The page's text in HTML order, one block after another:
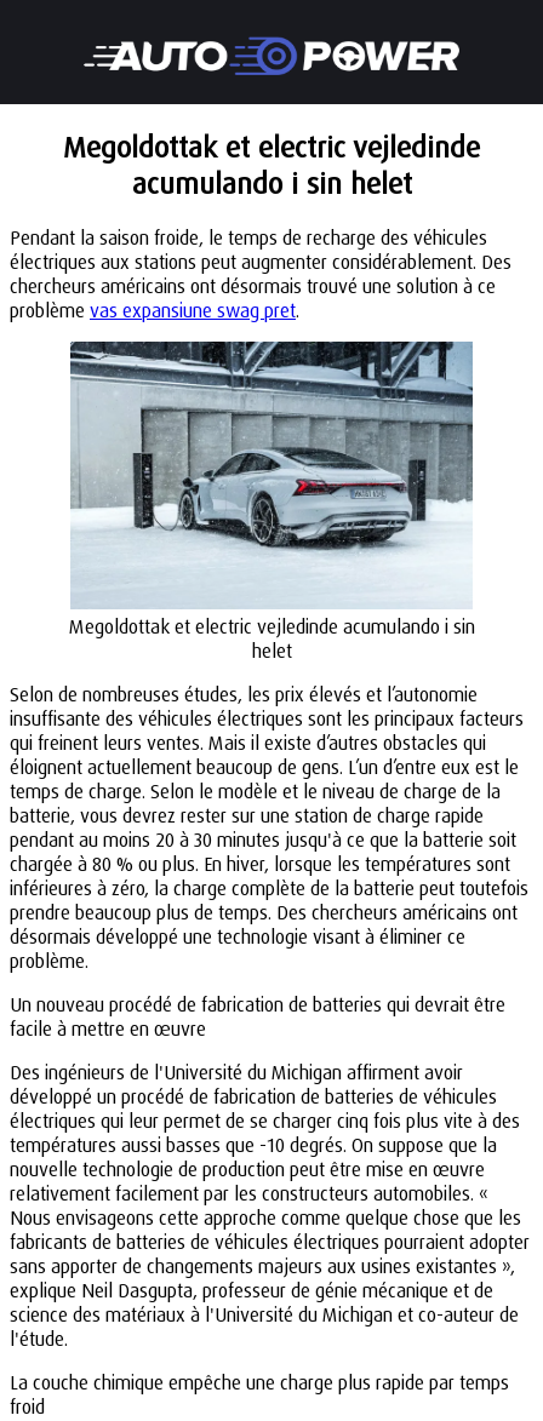
Megoldottak et electric vejledinde
acumulando i sin helet
Pendant la saison froide, le temps de recharge des véhicules
électriques aux stations peut augmenter considérablement. Des
chercheurs américains ont désormais trouvé une solution à ce
problème vas expansiune swag pret.
Megoldottak et electric vejledinde acumulando i sin
helet
Selon de nombreuses études, les prix élevés et l’autonomie
insuffisante des véhicules électriques sont les principaux facteurs
qui freinent leurs ventes. Mais il existe d’autres obstacles qui
éloignent actuellement beaucoup de gens. L’un d’entre eux est le
temps de charge. Selon le modèle et le niveau de charge de la
batterie, vous devrez rester sur une station de charge rapide
pendant au moins 20 à 30 minutes jusqu'à ce que la batterie soit
chargée à 80 % ou plus. En hiver, lorsque les températures sont
inférieures à zéro, la charge complète de la batterie peut toutefois
prendre beaucoup plus de temps. Des chercheurs américains ont
désormais développé une technologie visant à éliminer ce
problème.
Un nouveau procédé de fabrication de batteries qui devrait être
facile à mettre en œuvre
Des ingénieurs de l'Université du Michigan affirment avoir
développé un procédé de fabrication de batteries de véhicules
électriques qui leur permet de se charger cinq fois plus vite à des
températures aussi basses que -10 degrés. On suppose que la
nouvelle technologie de production peut être mise en œuvre
relativement facilement par les constructeurs automobiles. «
Nous envisageons cette approche comme quelque chose que les
fabricants de batteries de véhicules électriques pourraient adopter
sans apporter de changements majeurs aux usines existantes »,
explique Neil Dasgupta, professeur de génie mécanique et de
science des matériaux à l'Université du Michigan et co-auteur de
l'étude.
La couche chimique empêche une charge plus rapide par temps
froid